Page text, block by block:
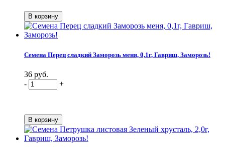
Семена Перец сладкий Заморозь меня, 0,1г, Гавриш, Заморозь!
36 руб.
-
+